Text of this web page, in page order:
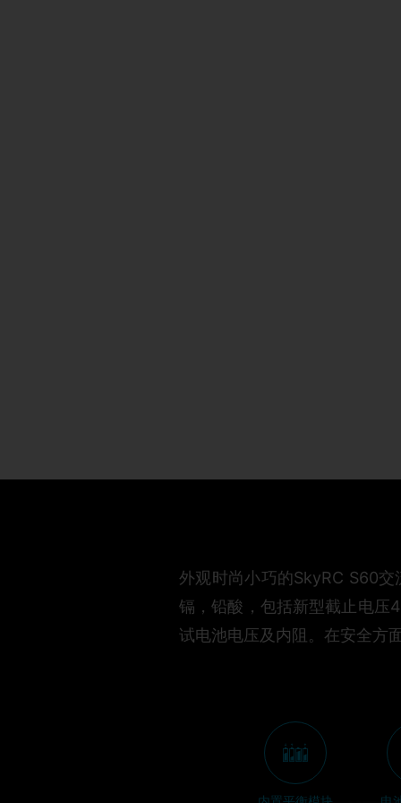
外观时尚小巧的SkyRC S60
镉，铅酸，包括新型截止电压
试电池电压及内阻。在安全方